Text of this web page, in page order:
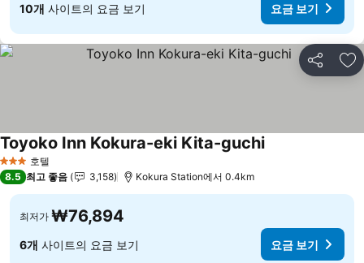
10개 사이트의 요금 보기 요금 보기
공유 즐
3 성급 호텔
Toyoko Inn Kokura-eki Kita-guchi
8.5 최고 좋음 3,158 Kokura Station에서 0.4km
최저가 ₩76,894
6개 사이트의 요금 보기 요금 보기